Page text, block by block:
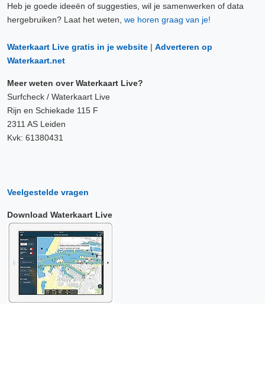
Heb je goede ideeën of suggesties, wil je samenwerken of data
hergebruiken? Laat het weten, we horen graag van je!
Waterkaart Live gratis in je website | Adverteren op
Waterkaart.net
Meer weten over Waterkaart Live?
Surfcheck / Waterkaart Live
Rijn en Schiekade 115 F
2311 AS Leiden
Kvk: 61380431
Veelgestelde vragen
Download Waterkaart Live